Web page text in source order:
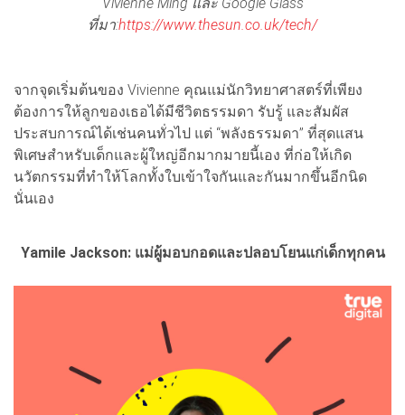
ที่มา:https://www.thesun.co.uk/tech/
จากจุดเริ่มต้นของ Vivienne คุณแม่นักวิทยาศาสตร์ที่เพียง
ต้องการให้ลูกของเธอได้มีชีวิตธรรมดา รับรู้ และสัมผัส
ประสบการณ์ได้เช่นคนทั่วไป แต่ “พลังธรรมดา” ที่สุดแสน
พิเศษสำหรับเด็กและผู้ใหญ่อีกมากมายนี้เอง ที่ก่อให้เกิด
นวัตกรรมที่ทำให้โลกทั้งใบเข้าใจกันและกันมากขึ้นอีกนิด
นั่นเอง
Yamile Jackson: แม่ผู้มอบกอดและปลอบโยนแก่เด็กทุกคน